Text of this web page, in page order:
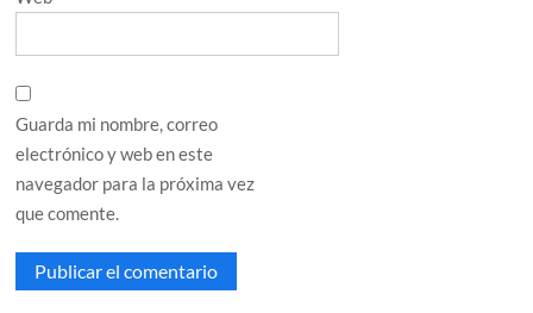
Guarda mi nombre, correo
electrónico y web en este
navegador para la próxima vez
que comente.